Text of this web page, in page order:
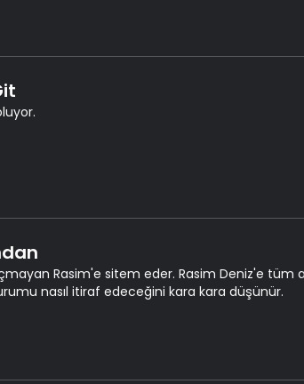
Rasim'e sitem eder. Rasim Deniz'e tüm
nasıl itiraf edeceğini kara kara düşünür.